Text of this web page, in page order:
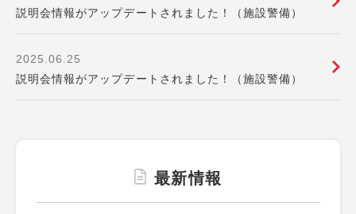
説明会情報がアップデートされました！（施設警備）
2025.06.25
説明会情報がアップデートされました！（施設警備）
最新情報